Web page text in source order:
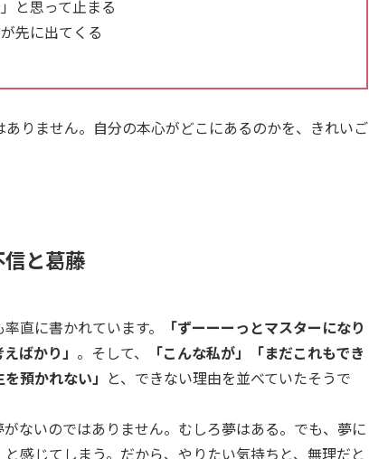
と思って止まる
先に出てくる
りません。自分の本心がどこにあるのかを、きれいご
と葛藤
直に書かれています。
「ずーーーっとマスターになり
ばかり」 。そして、
「こんな私が」「まだこれもでき
預かれない」 と、できない理由を並べていたそうで
ないのではありません。むしろ夢はある。でも、夢に
感じてしまう。だから、やりたい気持ちと、無理だと